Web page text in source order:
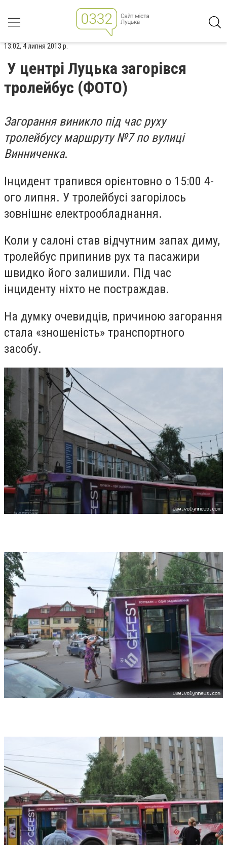
13:02, 4 липня 2013 р.
У центрі Луцька загорівся
тролейбус (ФОТО)
Загорання виникло під час руху
тролейбусу маршруту №7 по вулиці
Винниченка.
Інцидент трапився орієнтовно о 15:00 4-
ого липня. У тролейбусі загорілось
зовнішнє електрообладнання.
Коли у салоні став відчутним запах диму,
тролейбус припинив рух та пасажири
швидко його залишили. Під час
інциденту ніхто не постраждав.
На думку очевидців, причиною загорання
стала «зношеність» транспортного
засобу.